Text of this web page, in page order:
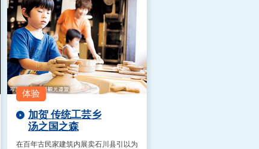
加贺 传统工芸乡
汤之国之森
在百年古民家建筑内展卖石川县引以为